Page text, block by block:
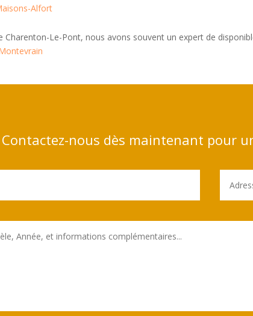
Alfort
Charenton-Le-Pont, nous avons souvent un expert de
Contactez-nous dès maintenant pour